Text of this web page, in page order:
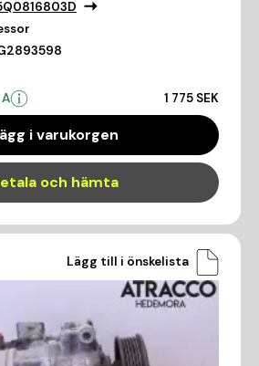
1 775 SEK
i varukorgen
och hämta
Lägg till i önskelista